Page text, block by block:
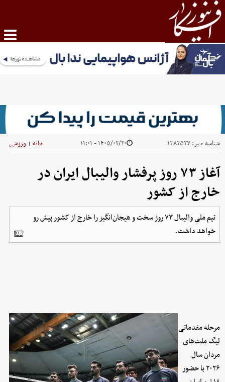
شناسه خبر:۱۳۸۳۵۲۷ ۱۴۰۵/۰۲/۲۰ - ۱۱:۰۱ خانه | ورزشی
آغاز ۷۳ روز پرفشار والیبال ایران در
خارج از کشور
تیم ملی والیبال ۷۳ روز سخت و هیجان‌انگیز را خارج از کشور پیش رو
خواهد داشت.
مرحله مقدماتی
لیگ ملت‌های
مردان سال
۲۰۲۶ با حضور